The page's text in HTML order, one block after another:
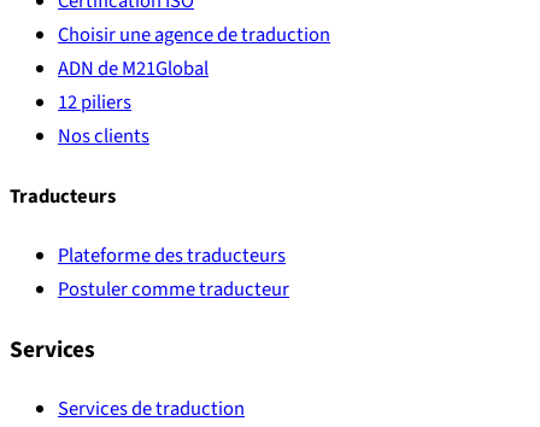
Choisir une agence de traduction
ADN de M21Global
12 piliers
Nos clients
Traducteurs
Plateforme des traducteurs
Postuler comme traducteur
Services
Services de traduction